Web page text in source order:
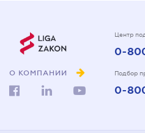
О КОМПАНИИ
Центр
0-
Подбор
0-